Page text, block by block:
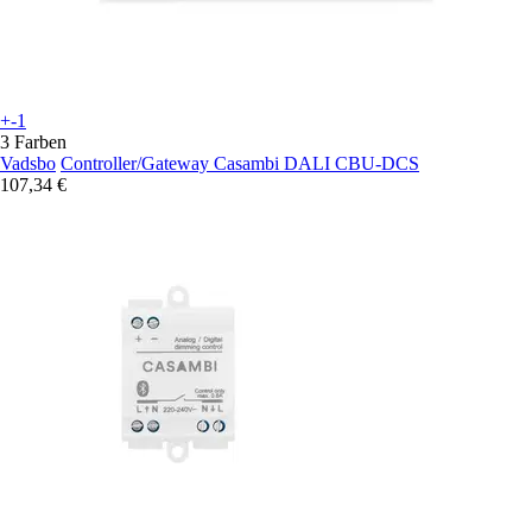
+-1
3 Farben
Vadsbo Controller/Gateway Casambi DALI CBU-DCS
107,34 €